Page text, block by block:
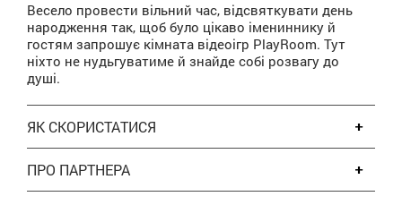
Весело провести вільний час, відсвяткувати день
народження так, щоб було цікаво імениннику й
гостям запрошує кімната відеоігр PlayRoom. Тут
ніхто не нудьгуватиме й знайде собі розвагу до
душі.
ЯК СКОРИСТАТИСЯ
ПРО ПАРТНЕРА